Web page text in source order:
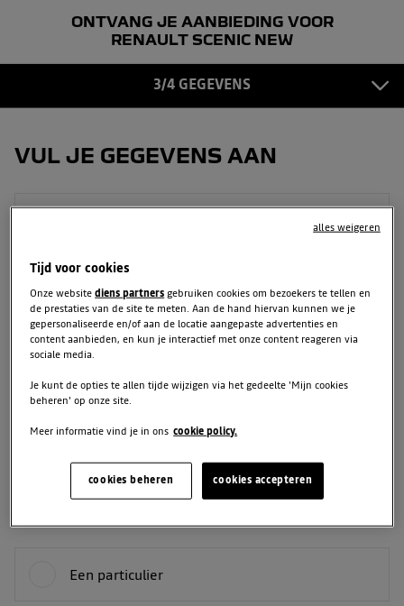
ONTVANG JE AANBIEDING VOOR
RENAULT SCENIC NEW
3/4 GEGEVENS
GEGEVENS
VUL JE GEGEVENS AAN
Achternaam
Een particulier
Tijd voor cookies
Onze websitediens partners gebruiken cookies om bezoekers te tellen en
de prestaties van de site te meten. Aan de hand hiervan kunnen we je
gepersonaliseerde en/of aan de locatie aangepaste advertenties en
content aanbieden, en kun je interactief met onze content reageren via
sociale media.
Je kunt de opties te allen tijde wijzigen via het gedeelte 'Mijn cookies
beheren' op onze site.
Meer informatie vind je in ons cookie policy.
cookies accepteren
cookies beheren
alles weigeren